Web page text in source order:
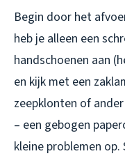
Begin door het
heb je alleen een
handschoenen aan
en kijk met een
zeepklonten of
– een gebogen
kleine problemen